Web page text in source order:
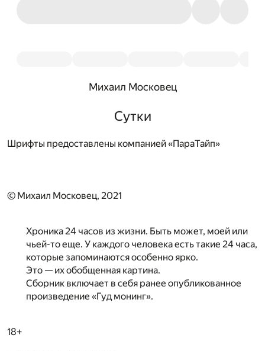
Михаил Московец
Сутки
Шрифты предоставлены компанией «ПараТайп»
© Михаил Московец, 2021
Хроника 24 часов из жизни. Быть может, моей или
чьей-то еще. У каждого человека есть такие 24 часа,
которые запоминаются особенно ярко.
Это — их обобщенная картина.
Сборник включает в себя ранее опубликованное
произведение «Гуд монинг».
18+